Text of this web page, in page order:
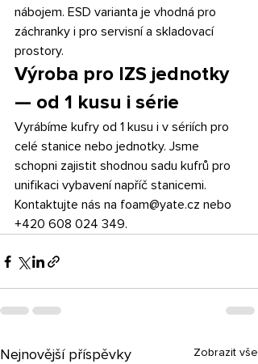
nábojem. ESD varianta je vhodná pro
záchranky i pro servisní a skladovací
prostory.
Výroba pro IZS jednotky
— od 1 kusu i série
Vyrábíme kufry od 1 kusu i v sériích pro
celé stanice nebo jednotky. Jsme
schopni zajistit shodnou sadu kufrů pro
unifikaci vybavení napříč stanicemi.
Kontaktujte nás na foam@yate.cz nebo
+420 608 024 349.
Nejnovější příspěvky Zobrazit vše